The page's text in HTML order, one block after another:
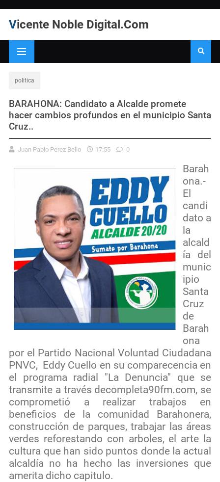
Vicente Noble Digital.Com
politica
BARAHONA: Candidato a Alcalde promete
hacer cambios profundos en el municipio Santa
Cruz..
Juan Pablo Perez Bello 17:55 0
Barah
ona.-
El
candi
dato a
la
alcald
ía del
munic
ipio
Santa
Cruz
de
Barah
ona
por el Partido Nacional Voluntad Ciudadana
PNVC, Eddy Cuello en su comparecencia en
el programa radial "La Denuncia" que se
transmite a través decompleta90fm.com, se
comprometió a realizar trabajos en
beneficios de la comunidad Barahonera,
construcción de parques, trabajar las áreas
verdes reforestando con arboles, el arte la
cultura que han sido puntos donde la actual
alcaldía no ha hecho las inversiones que
amerita dicho capitulo.